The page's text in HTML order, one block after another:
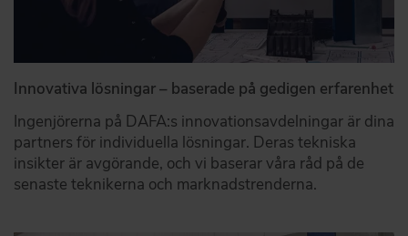
Innovativa lösningar – baserade på gedigen erfarenhet
Ingenjörerna på DAFA:s innovationsavdelningar är dina
partners för individuella lösningar. Deras tekniska
insikter är avgörande, och vi baserar våra råd på de
senaste teknikerna och marknadstrenderna.